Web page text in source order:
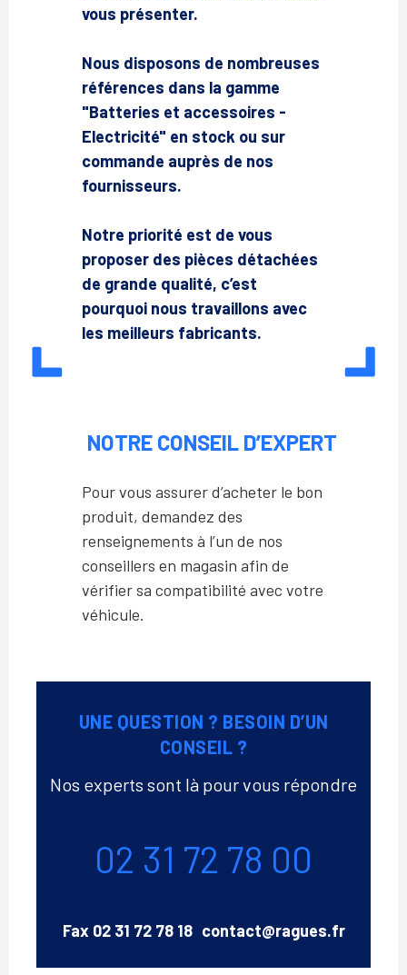
vous présenter.
Nous disposons de nombreuses
références dans la gamme
"Batteries et accessoires -
Electricité" en stock ou sur
commande auprès de nos
fournisseurs.
Notre priorité est de vous
proposer des pièces détachées
de grande qualité, c’est
pourquoi nous travaillons avec
les meilleurs fabricants.
NOTRE CONSEIL D’EXPERT
Pour vous assurer d’acheter le bon
produit, demandez des
renseignements à l’un de nos
conseillers en magasin afin de
vérifier sa compatibilité avec votre
véhicule.
UNE QUESTION ? BESOIN D’UN
CONSEIL ?
Nos experts sont là pour vous répondre
02 31 72 78 00
Fax 02 31 72 78 18 Email
contact@ragues.fr